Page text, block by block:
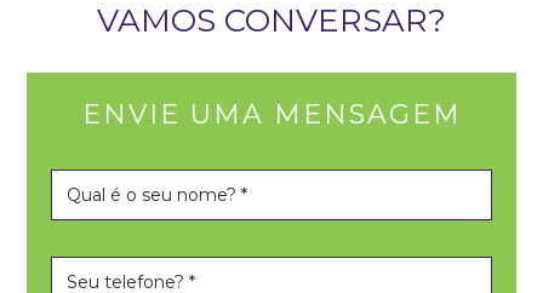
VAMOS CONVERSAR?
ENVIE UMA MENSAGEM